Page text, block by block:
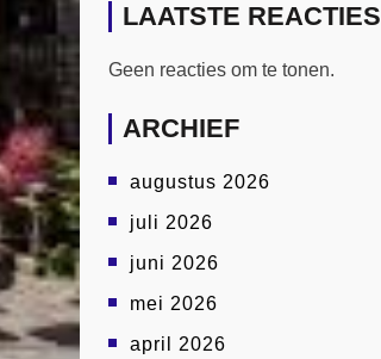
LAATSTE REACTIES
Geen reacties om te tonen.
ARCHIEF
augustus 2026
juli 2026
juni 2026
mei 2026
april 2026